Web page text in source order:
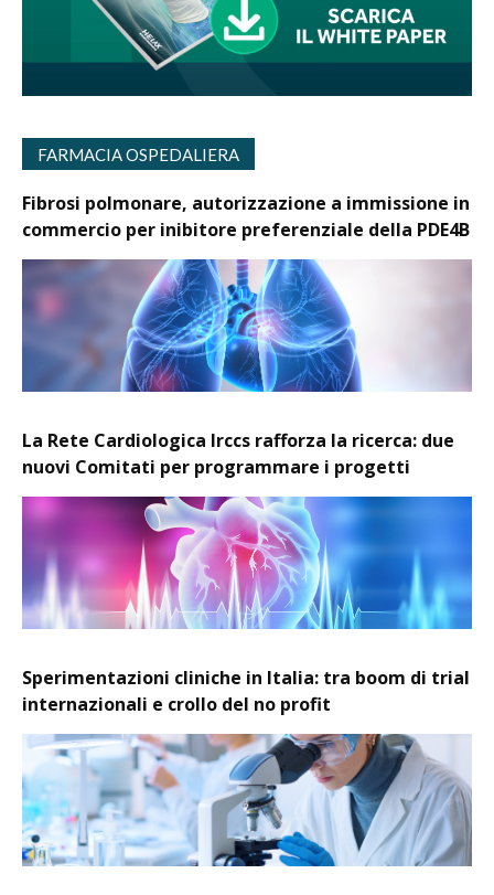
FARMACIA OSPEDALIERA
Fibrosi polmonare, autorizzazione a immissione in
commercio per inibitore preferenziale della PDE4B
La Rete Cardiologica Irccs rafforza la ricerca: due
nuovi Comitati per programmare i progetti
Sperimentazioni cliniche in Italia: tra boom di trial
internazionali e crollo del no profit